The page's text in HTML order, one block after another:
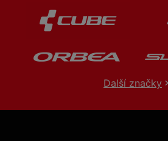
Další značky